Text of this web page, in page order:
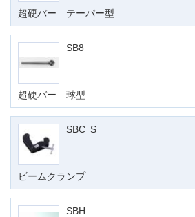
超硬バー テーパー型
SB8
超硬バー 球型
SBCｰS
ビームクランプ
SBH